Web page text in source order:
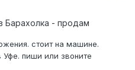
Барахолка - продам
стоит на машине.
Уфе. пиши или звоните